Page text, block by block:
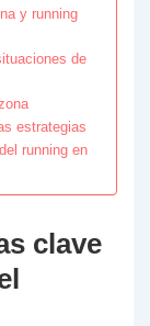
y running
de
estrategias
running en
clave